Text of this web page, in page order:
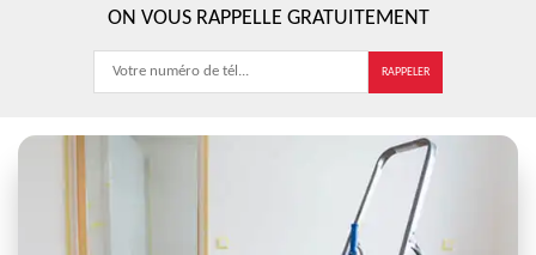
ON VOUS RAPPELLE GRATUITEMENT